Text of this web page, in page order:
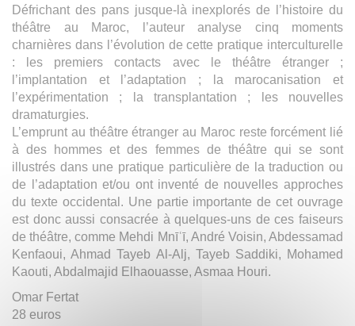
Défrichant des pans jusque-là inexplorés de l’histoire du
théâtre au Maroc, l’auteur analyse cinq moments
charnières dans l’évolution de cette pratique interculturelle
: les premiers contacts avec le théâtre étranger ;
l’implantation et l’adaptation ; la marocanisation et
l’expérimentation ; la transplantation ; les nouvelles
dramaturgies.
L’emprunt au théâtre étranger au Maroc reste forcément lié
à des hommes et des femmes de théâtre qui se sont
illustrés dans une pratique particulière de la traduction ou
de l’adaptation et/ou ont inventé de nouvelles approches
du texte occidental. Une partie importante de cet ouvrage
est donc aussi consacrée à quelques-uns de ces faiseurs
de théâtre, comme Mehdi Mnīʿī, André Voisin, Abdessamad
Kenfaoui, Ahmad Tayeb Al-Alj, Tayeb Saddiki, Mohamed
Kaouti, Abdalmajid Elhaouasse, Asmaa Houri.
Omar Fertat
28 euros